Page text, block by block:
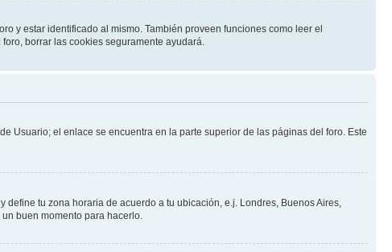
y estar identificado al mismo. También proveen funciones como leer el
borrar las cookies seguramente ayudará.
Usuario; el enlace se encuentra en la parte superior de las páginas del foro. Este
tu zona horaria de acuerdo a tu ubicación, e.j. Londres, Buenos Aires,
buen momento para hacerlo.